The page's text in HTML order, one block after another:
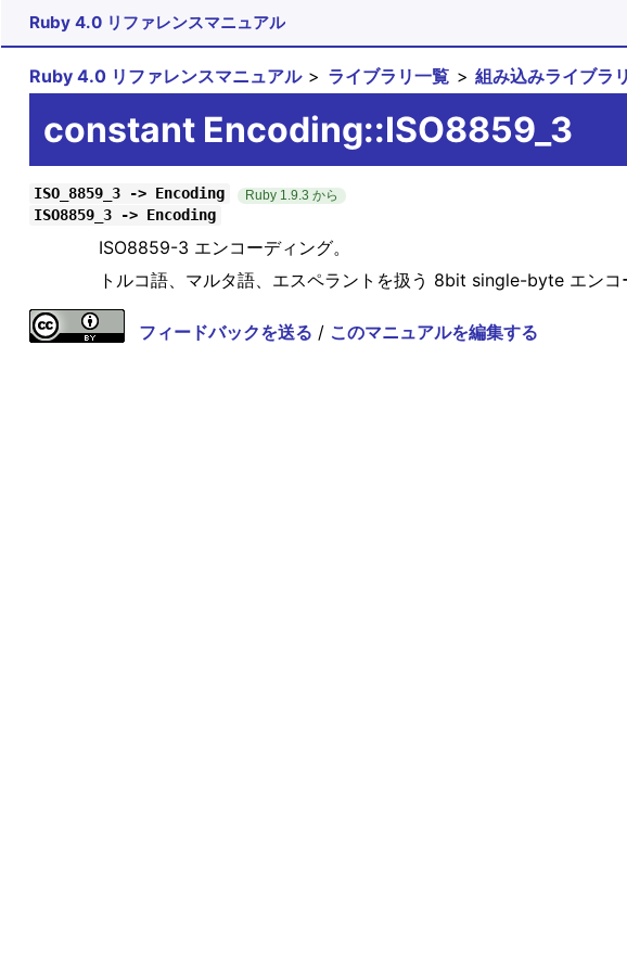
Ruby 4.0 リファレンスマニュアル
Ruby 4.0 リファレンスマニュアル ライブラリ一覧 組み込みライブラリ
constant Encoding::ISO8859_3
ISO_8859_3 -> Encoding Ruby 1.9.3 から
ISO8859_3 -> Encoding
ISO8859-3 エンコーディング。
トルコ語、マルタ語、エスペラントを扱う 8bit single-byte エンコ
フィードバックを送る / このマニュアルを編集する